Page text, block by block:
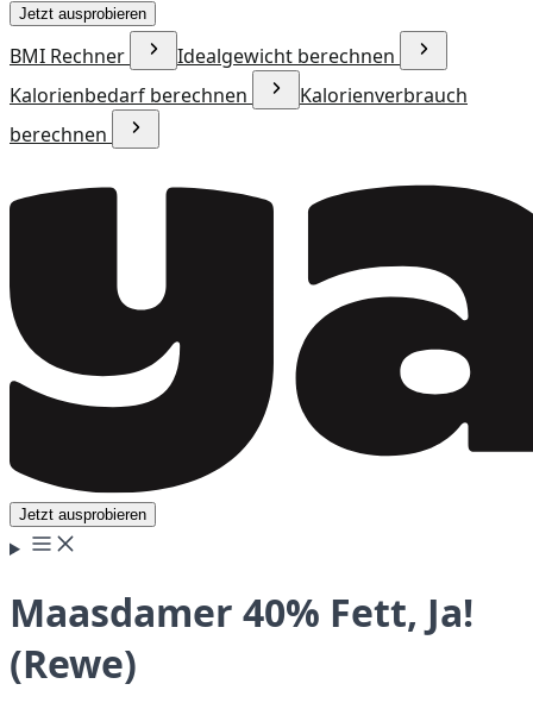
Jetzt ausprobieren
BMI Rechner
Idealgewicht berechnen
Kalorienbedarf berechnen
Kalorienverbrauch
berechnen
Jetzt ausprobieren
Maasdamer 40% Fett, Ja!
(Rewe)